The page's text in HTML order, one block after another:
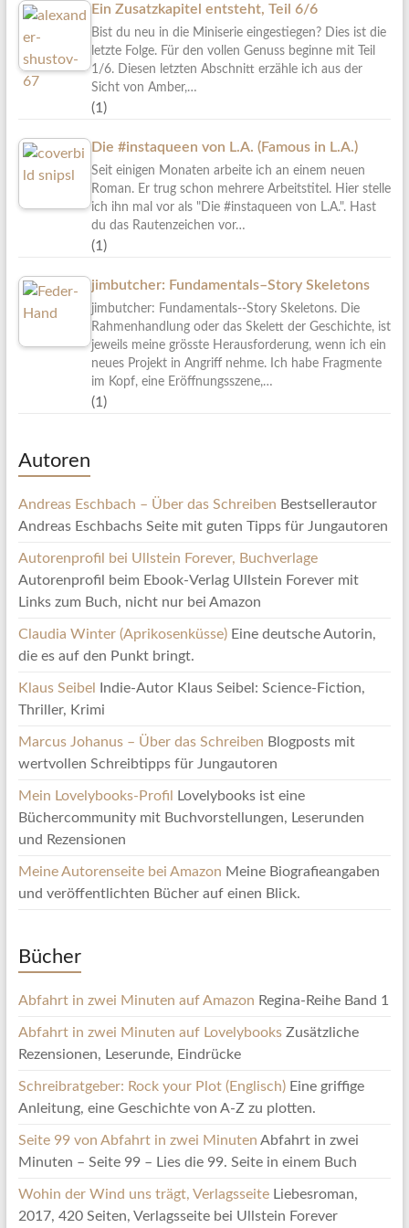
Ein Zusatzkapitel entsteht, Teil 6/6
Bist du neu in die Miniserie eingestiegen? Dies ist die
letzte Folge. Für den vollen Genuss beginne mit Teil
1/6. Diesen letzten Abschnitt erzähle ich aus der
Sicht von Amber,…
(1)
Die #instaqueen von L.A. (Famous in L.A.)
Seit einigen Monaten arbeite ich an einem neuen
Roman. Er trug schon mehrere Arbeitstitel. Hier stelle
ich ihn mal vor als "Die #instaqueen von L.A.". Hast
du das Rautenzeichen vor…
(1)
jimbutcher: Fundamentals–Story Skeletons
jimbutcher: Fundamentals--Story Skeletons. Die
Rahmenhandlung oder das Skelett der Geschichte, ist
jeweils meine grösste Herausforderung, wenn ich ein
neues Projekt in Angriff nehme. Ich habe Fragmente
im Kopf, eine Eröffnungsszene,…
(1)
Autoren
Andreas Eschbach – Über das Schreiben Bestsellerautor
Andreas Eschbachs Seite mit guten Tipps für Jungautoren
Autorenprofil bei Ullstein Forever, Buchverlage
Autorenprofil beim Ebook-Verlag Ullstein Forever mit
Links zum Buch, nicht nur bei Amazon
Claudia Winter (Aprikosenküsse)Eine deutsche Autorin,
die es auf den Punkt bringt.
Klaus Seibel
Indie-Autor Klaus Seibel: Science-Fiction,
Thriller, Krimi
Marcus Johanus – Über das Schreiben Blogposts mit
wertvollen Schreibtipps für Jungautoren
Mein Lovelybooks-Profil
Lovelybooks ist eine
Büchercommunity mit Buchvorstellungen, Leserunden
und Rezensionen
Meine Autorenseite bei Amazon Meine Biografieangaben
und veröffentlichten Bücher auf einen Blick.
Bücher
Abfahrt in zwei Minuten auf Amazon Regina-Reihe Band 1
Abfahrt in zwei Minuten auf LovelybooksZusätzliche
Rezensionen, Leserunde, Eindrücke
Schreibratgeber: Rock your Plot (Englisch)Eine griffige
Anleitung, eine Geschichte von A-Z zu plotten.
Seite 99 von Abfahrt in zwei Minuten Abfahrt in zwei
Minuten – Seite 99 – Lies die 99. Seite in einem Buch
Wohin der Wind uns trägt, VerlagsseiteLiebesroman,
2017, 420 Seiten, Verlagsseite bei Ullstein Forever